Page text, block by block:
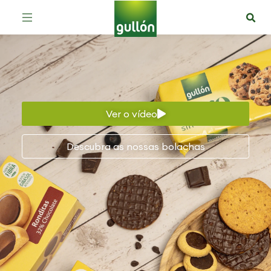
Ver o vídeo
Descubra as nossas bolachas